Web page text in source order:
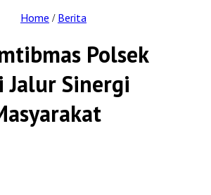
Home / Berita
Polsek
Jalur Sinergi